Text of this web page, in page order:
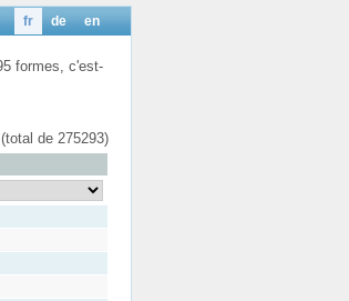
en
de
fr
formes, c'est-
de 275293)